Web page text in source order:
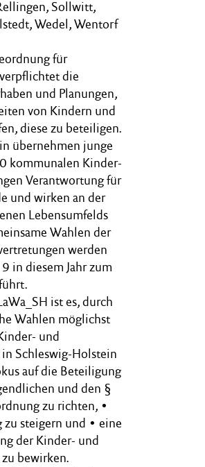
Sollwitt,
Wedel, Wentorf
für
die
und Planungen,
von Kindern und
diese zu beteiligen.
übernehmen junge
kommunalen Kinder-
Verantwortung für
und wirken an der
Lebensumfelds
Wahlen der
werden
in diesem Jahr zum
ist es, durch
Wahlen möglichst
und
Schleswig-Holstein
auf die Beteiligung
und den §
zu richten, •
steigern und • eine
der Kinder- und
bewirken.